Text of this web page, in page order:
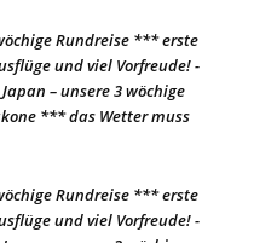
Rundreise *** erste
und viel Vorfreude! -
– unsere 3 wöchige
*** das Wetter muss
Rundreise *** erste
und viel Vorfreude! -